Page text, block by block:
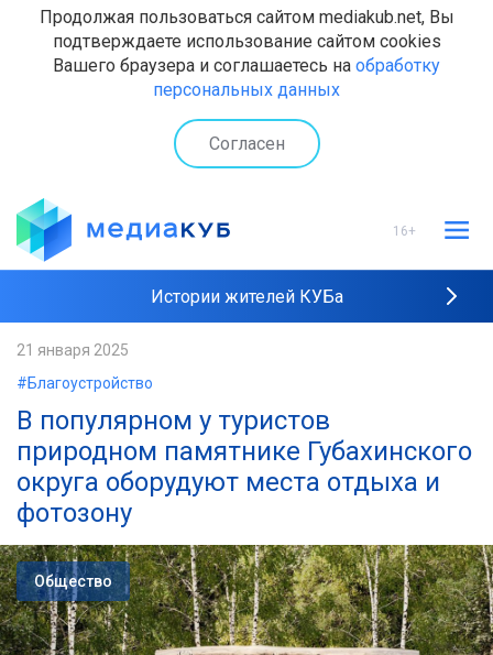
Продолжая пользоваться сайтом mediakub.net, Вы
подтверждаете использование сайтом cookies
Вашего браузера и соглашаетесь на обработку
персональных данных
Согласен
16+
Истории жителей КУБа
21 января 2025
#Благоустройство
В популярном у туристов
природном памятнике Губахинского
округа оборудуют места отдыха и
фотозону
Общество